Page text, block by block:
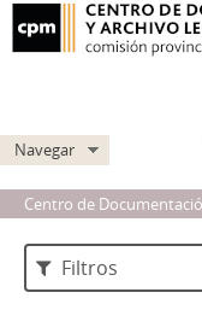
Navegar
Centro de
Filtros